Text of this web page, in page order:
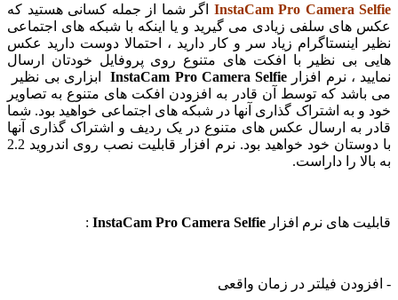
InstaCam Pro Cameraاگر شما از جمله کسانی هستید که
سلفی زیادی می گیرید و یا اینکه با شبکه های اجتماعی
زیاد سر و کار دارید ، احتمالا دوست دارید عکس
بی نظیر با افکت های متنوع روی پروفایل خودتان ارسال
، نرم افزار
InstaCam Pro Camera Selfieابزاری بی نظیر
که توسط آن قادر به افزودن افکت های متنوع به تصاویر
به اشتراک گذاری آنها در شبکه های اجتماعی خواهید بود. شما
به ارسال عکس های متنوع در یک ردیف و اشتراک گذاری آنها
با دوستان خود خواهید بود. نرم افزار قابلیت نصب روی اندروید 2.2
را داراست.
های نرم افزار InstaCam Pro Camera Selfie
:
فیلتر در زمان واقعی